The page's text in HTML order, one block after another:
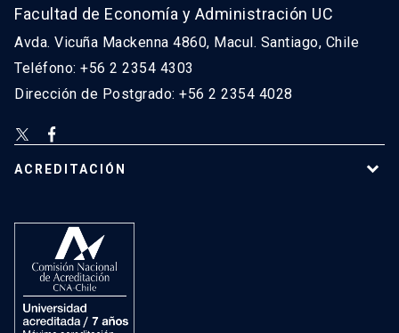
Facultad de Economía y Administración UC
Avda. Vicuña Mackenna 4860, Macul. Santiago, Chile
Teléfono: +56 2 2354 4303
Dirección de Postgrado: +56 2 2354 4028
ACREDITACIÓN